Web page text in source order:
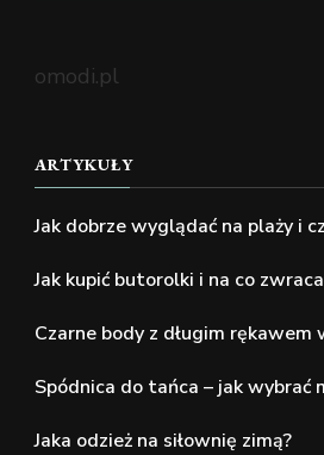
omodi.pl
ARTYKUŁY
Jak dobrze wyglądać na plaży i
Jak kupić butorolki i na co
Czarne body z długim rękawem
Spódnica do tańca – jak wybrać
Jaka odzież na siłownię zimą?